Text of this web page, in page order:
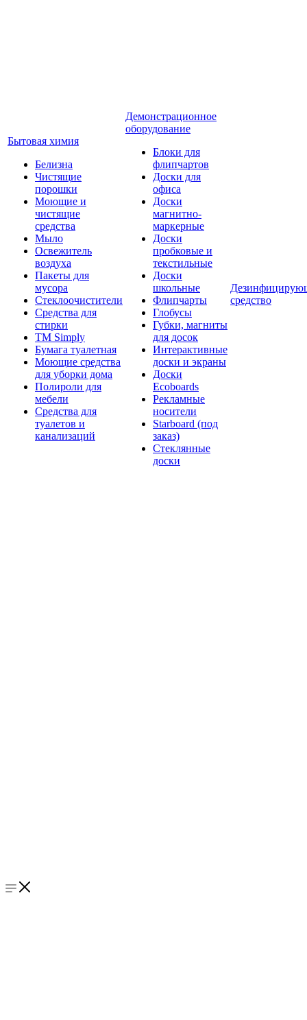
Бытовая химия
Белизна
Чистящие
порошки
Моющие и
чистящие
средства
Мыло
Освежитель
воздуха
Пакеты для
мусора
Стеклоочистители
Средства для
стирки
TM Simply
Бумага туалетная
Моющие средства
для уборки дома
Полироли для
мебели
Средства для
туалетов и
канализаций
Демонстрационное
оборудование
Блоки для
флипчартов
Доски для
офиса
Доски
магнитно-
маркерные
Доски
пробковые и
текстильные
Доски
школьные
Флипчарты
Глобусы
Губки, магниты
для досок
Интерактивные
доски и экраны
Доски
Ecoboards
Рекламные
носители
Starboard (под
заказ)
Стеклянные
доски
средство